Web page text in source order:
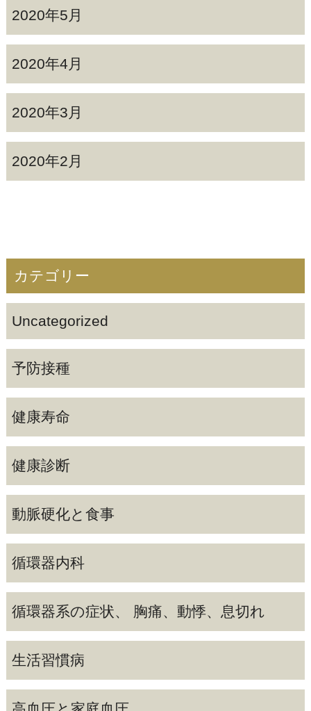
2020年5月
2020年4月
2020年3月
2020年2月
カテゴリー
Uncategorized
予防接種
健康寿命
健康診断
動脈硬化と食事
循環器内科
循環器系の症状、 胸痛、動悸、息切れ
生活習慣病